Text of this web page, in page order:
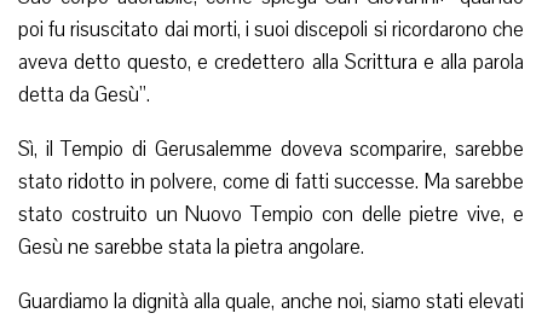
poi fu risuscitato dai morti, i suoi discepoli si ricordarono che
aveva detto questo, e credettero alla Scrittura e alla parola
detta da Gesù”.
Sì, il Tempio di Gerusalemme doveva scomparire, sarebbe
stato ridotto in polvere, come di fatti successe. Ma sarebbe
stato costruito un Nuovo Tempio con delle pietre vive, e
Gesù ne sarebbe stata la pietra angolare.
Guardiamo la dignità alla quale, anche noi, siamo stati elevati